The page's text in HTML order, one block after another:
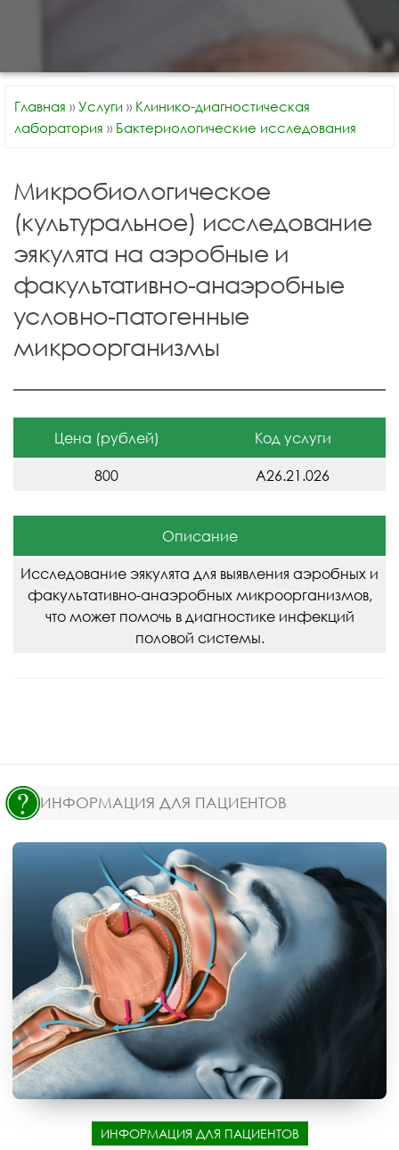
Главная » Услуги » Клинико-диагностическая
лаборатория » Бактериологические исследования
Микробиологическое
(культуральное) исследование
эякулята на аэробные и
факультативно-анаэробные
условно-патогенные
микроорганизмы
Цена (рублей) Код услуги
800 A26.21.026
Описание
Исследование эякулята для выявления аэробных и
факультативно-анаэробных микроорганизмов,
что может помочь в диагностике инфекций
половой системы.
ИНФОРМАЦИЯ ДЛЯ ПАЦИЕНТОВ
ИНФОРМАЦИЯ ДЛЯ ПАЦИЕНТОВ